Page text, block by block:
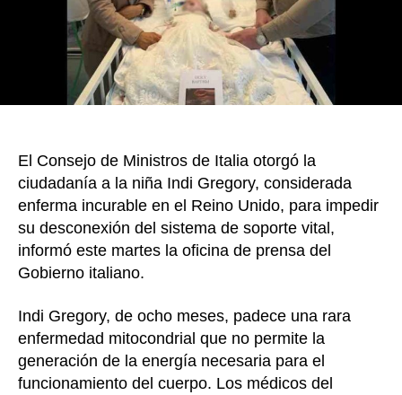
El Consejo de Ministros de Italia otorgó la
ciudadanía a la niña Indi Gregory, considerada
enferma incurable en el Reino Unido, para impedir
su desconexión del sistema de soporte vital,
informó este martes la oficina de prensa del
Gobierno italiano.
Indi Gregory, de ocho meses, padece una rara
enfermedad mitocondrial que no permite la
generación de la energía necesaria para el
funcionamiento del cuerpo. Los médicos del